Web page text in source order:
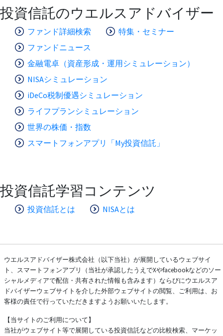
投資信託のウエルスアドバイザー
ファンド詳細検索
特集・セミナー
ファンドニュース
金融電卓（資産形成・運用シミュレーション）
NISAシミュレーション
iDeCo税制優遇シミュレーション
ライフプランシミュレーション
世界の株価・指数
スマートフォンアプリ「My投資信託」
投資信託学習コンテンツ
投資信託とは NISAとは
ウエルスアドバイザー株式会社（以下当社）が展開しているウェブサイ
ト、スマートフォンアプリ（当社が承認したうえでXやfacebookなどのソー
シャルメディアで配信・共有された情報も含みます）ならびにウエルスア
ドバイザーウェブサイトを介した外部ウェブサイトの閲覧、ご利用は、お
客様の責任で行っていただきますようお願いいたします。
【当サイトのご利用について】
当社がウェブサイト等で展開している投資信託などの比較検索、マーケッ